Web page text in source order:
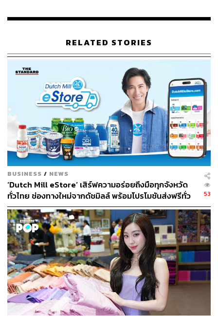
กำหนด จะได้ไม่เสียดอกเบี้ย 16% ต่อปี
RELATED STORIES
BUSINESS / NEWS
‘Dutch Mill eStore’ เสิร์ฟความอร่อยถึงมือทุกจังหวัด
ทั่วไทย ช่องทางใหม่จากดัชมิลล์ พร้อมโปรโมชันส่งฟรีทั่ว
ประเทศ ส่งไว สั่งก่อนเที่ยง ได้ของวันถัดไป ส่งสินค้าแบบ
เย็นตรงจากโรงงาน [ADVERTORIAL]
53